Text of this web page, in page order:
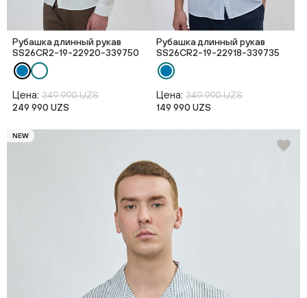
Рубашка длинный рукав
SS26CR2-19-22920-339750
Цена: 349 990 UZS
249 990 UZS
Рубашка длинный рукав
SS26CR2-19-22918-339735
Цена: 349 990 UZS
149 990 UZS
NEW